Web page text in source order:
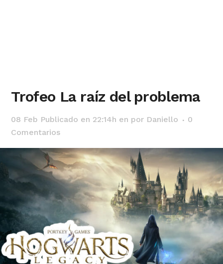
Trofeo La raíz del problema
08 Feb Publicado en 22:14h en por Daniello
0
Comentarios